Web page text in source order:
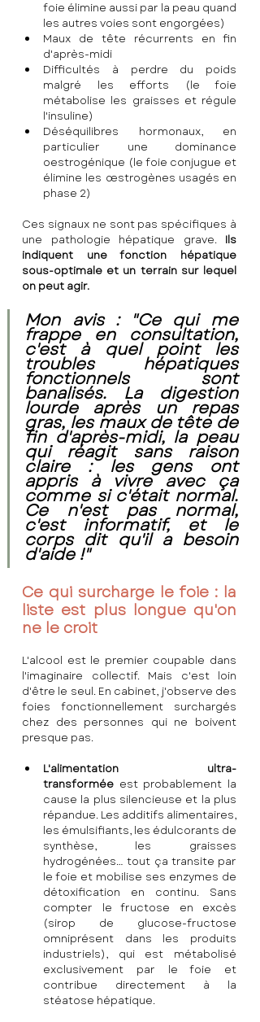
foie élimine aussi par la peau quand
les autres voies sont engorgées)
Maux de tête récurrents en fin
d'après-midi
Difficultés à perdre du poids
malgré les efforts (le foie
métabolise les graisses et régule
l'insuline)
Déséquilibres hormonaux, en
particulier une dominance
oestrogénique (le foie conjugue et
élimine les œstrogènes usagés en
phase 2)
Ces signaux ne sont pas spécifiques à
une pathologie hépatique grave. Ils
indiquent une fonction hépatique
sous-optimale et un terrain sur lequel
on peut agir.
Mon avis : "Ce qui me
frappe en consultation,
c'est à quel point les
troubles hépatiques
fonctionnels sont
banalisés. La digestion
lourde après un repas
gras, les maux de tête de
fin d'après-midi, la peau
qui réagit sans raison
claire : les gens ont
appris à vivre avec ça
comme si c'était normal.
Ce n'est pas normal,
c'est informatif, et le
corps dit qu'il a besoin
d'aide !"
Ce qui surcharge le foie : la
liste est plus longue qu'on
ne le croit
L'alcool est le premier coupable dans
l'imaginaire collectif. Mais c'est loin
d'être le seul. En cabinet, j'observe des
foies fonctionnellement surchargés
chez des personnes qui ne boivent
presque pas.
L'alimentation ultra-
transformée est probablement la
cause la plus silencieuse et la plus
répandue. Les additifs alimentaires,
les émulsifiants, les édulcorants de
synthèse, les graisses
hydrogénées… tout ça transite par
le foie et mobilise ses enzymes de
détoxification en continu. Sans
compter le fructose en excès
(sirop de glucose-fructose
omniprésent dans les produits
industriels), qui est métabolisé
exclusivement par le foie et
contribue directement à la
stéatose hépatique.